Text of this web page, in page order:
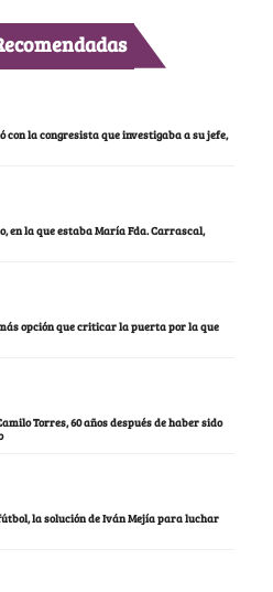
con la congresista que investigaba a su jefe,
en la que estaba María Fda. Carrascal,
opción que criticar la puerta por la que
Torres, 60 años después de haber sido
la solución de Iván Mejía para luchar